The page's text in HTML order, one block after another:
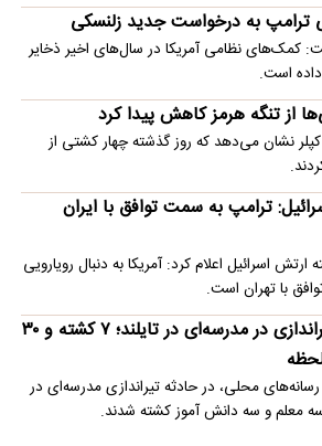
ترامپ به درخواست جدید زلنسکی
کمک‌های نظامی آمریکا در سال‌های اخیر ذخایر
است.
از تنگه هرمز کاهش پیدا کرد
نشان می‌دهد که روز گذشته چهار کشتی از
۱۴ اسرائیل: ترامپ به سمت توافق با ایران
اسرائیل اعلام کرد: آمریکا به دنبال رویارویی
با تهران است.
جزئیات تیراندازی در مدرسه‌ای در تایلند؛ ۷ کشته و ۳۰
محلی، در حادثه تیراندازی مدرسه‌ای در
سه معلم و سه دانش آموز کشته شدند.